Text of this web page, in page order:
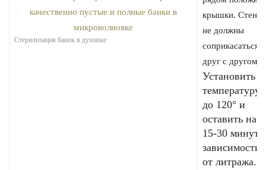
Стерилизация банок в духовке
крышки. Стенки
не должны
соприкасаться
друг с другом.
Установить
температуру
до 120° и
оставить на
15-30 минут,
зависимости
от литража.